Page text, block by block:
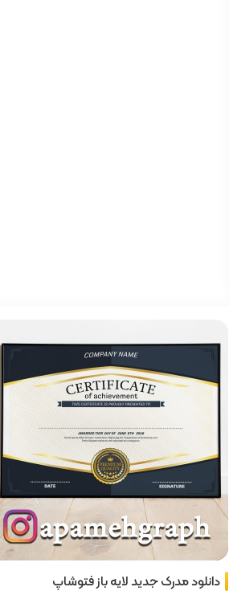
دانلود مدرک جدید لایه باز فتوشاپ